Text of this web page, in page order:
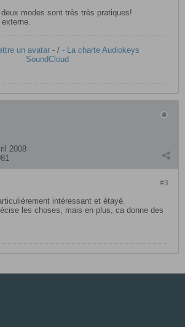
modes sont très très pratiques!
un avatar - / - La charte Audiokeys
SoundCloud
2008
#3
intéressant et étayé.
les choses, mais en plus, ca donne des